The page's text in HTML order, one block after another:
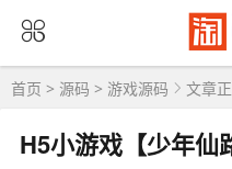
首页 > 源码 > 游戏源码 文章
H5小游戏【少年仙